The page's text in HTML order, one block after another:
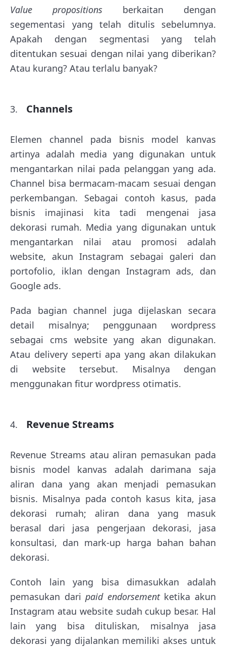
Value propositions berkaitan dengan
segementasi yang telah ditulis sebelumnya.
Apakah dengan segmentasi yang telah
ditentukan sesuai dengan nilai yang diberikan?
Atau kurang? Atau terlalu banyak?
Channels
Elemen channel pada bisnis model kanvas
artinya adalah media yang digunakan untuk
mengantarkan nilai pada pelanggan yang ada.
Channel bisa bermacam-macam sesuai dengan
perkembangan. Sebagai contoh kasus, pada
bisnis imajinasi kita tadi mengenai jasa
dekorasi rumah. Media yang digunakan untuk
mengantarkan nilai atau promosi adalah
website, akun Instagram sebagai galeri dan
portofolio, iklan dengan Instagram ads, dan
Google ads.
Pada bagian channel juga dijelaskan secara
detail misalnya; penggunaan wordpress
sebagai cms website yang akan digunakan.
Atau delivery seperti apa yang akan dilakukan
di website tersebut. Misalnya dengan
menggunakan fitur wordpress otimatis.
Revenue Streams
Revenue Streams atau aliran pemasukan pada
bisnis model kanvas adalah darimana saja
aliran dana yang akan menjadi pemasukan
bisnis. Misalnya pada contoh kasus kita, jasa
dekorasi rumah; aliran dana yang masuk
berasal dari jasa pengerjaan dekorasi, jasa
konsultasi, dan mark-up harga bahan bahan
dekorasi.
Contoh lain yang bisa dimasukkan adalah
pemasukan daripaid endorsementketika akun
Instagram atau website sudah cukup besar. Hal
lain yang bisa dituliskan, misalnya jasa
dekorasi yang dijalankan memiliki akses untuk